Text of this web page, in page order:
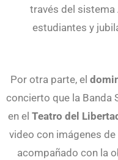
través del sistema
estudiantes y
Por otra parte, el
concierto que la Banda
en el Teatro del
video con imágenes
acompañado con la